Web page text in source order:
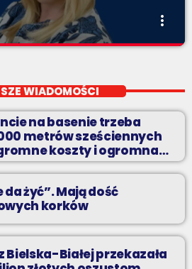
more_vert
- czyli wszystko to, co interesuje
WIADOMOŚCI
na basenie trzeba
metrów sześciennych
koszty i ogromna
da żyć”. Mają dość
korków
Bielska-Białej przekazała